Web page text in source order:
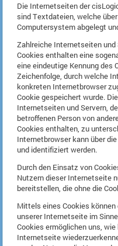
Die Internetseiten der
sind Textdateien, welche
Computersystem abgelegt
Zahlreiche Internetseiten und
Cookies enthalten eine
eine eindeutige Kennung des
Zeichenfolge, durch welche
konkreten Internetbrowser
Cookie gespeichert wurde.
Internetseiten und Servern,
betroffenen Person von
Cookies enthalten, zu
Internetbrowser kann über
und identifiziert werden.
Durch den Einsatz von
Nutzern dieser Internetseite
bereitstellen, die ohne die
Mittels eines Cookies
unserer Internetseite im
Cookies ermöglichen uns,
Internetseite